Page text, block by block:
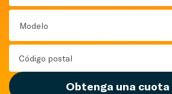
Modelo
Obtenga una